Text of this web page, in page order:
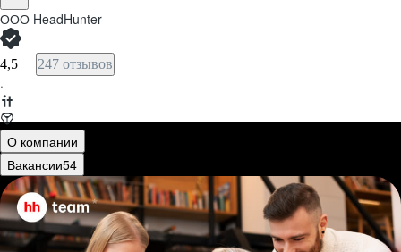
ООО HeadHunter
4,5 247 отзывов
·
О компании
Вакансии54